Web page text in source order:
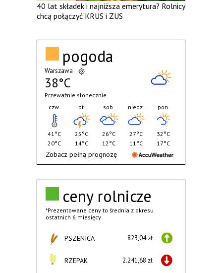
40 lat składek i najniższa emerytura? Rolnicy
chcą połączyć KRUS i ZUS
ceny rolnicze
*Prezentowane ceny to średnia z okresu
ostatnich 6 miesięcy.
PSZENICA 823,04 zł
RZEPAK 2.241,68 zł
pogoda
Warszawa
38°C
Przeważnie słonecznie
czw.
41°C
20°C
pt.
25°C
14°C
sob.
26°C
12°C
niedz.
27°C
11°C
pon.
32°C
17°C
Zobacz pełną prognozę